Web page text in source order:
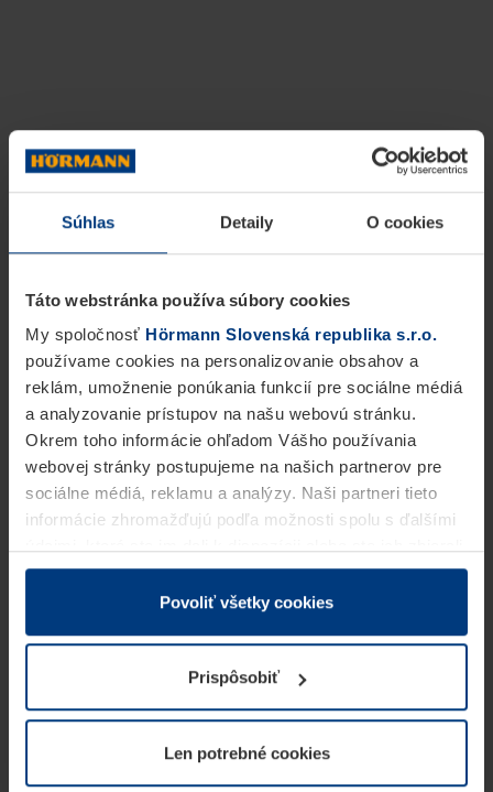
Súhlas Detaily O cookies
Táto webstránka používa súbory cookies
My spoločnosť Hörmann Slovenská republika s.r.o.
používame cookies na personalizovanie obsahov a
reklám, umožnenie ponúkania funkcií pre sociálne médiá
a analyzovanie prístupov na našu webovú stránku.
Okrem toho informácie ohľadom Vášho používania
webovej stránky postupujeme na našich partnerov pre
sociálne médiá, reklamu a analýzy. Naši partneri tieto
informácie zhromažďujú podľa možnosti spolu s ďalšími
v rámci Vášho využívania služieb.
Z právneho hľadiska môžeme cookies ukladať na Vašom
prevádzku tejto stránky. Pre všetky ostatné typy cookie
potrebujeme Vaše povolenie. Vaše povolenie môžete
kedykoľvek zmeniť alebo odvolať vo vysvetlení cookie
našej webovej stránky.
Povoliť všetky cookies
Prispôsobiť
Len potrebné cookies